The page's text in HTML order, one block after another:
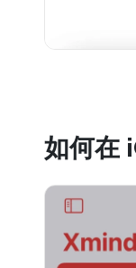
如何在